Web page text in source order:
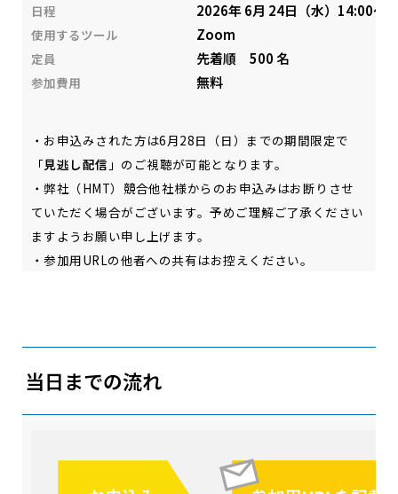
日程 2026年 6月 24日（水）14:00～
使用するツール Zoom
定員 先着順 500 名
参加費用 無料
・お申込みされた方は6月28日（日）までの期間限定で
「見逃し配信 」のご視聴が可能となります。
・弊社（HMT）競合他社様からのお申込みはお断りさせ
ていただく場合がございます。予めご理解ご了承ください
ますようお願い申し上げます。
・参加用URLの他者への共有はお控えください。
当日までの流れ